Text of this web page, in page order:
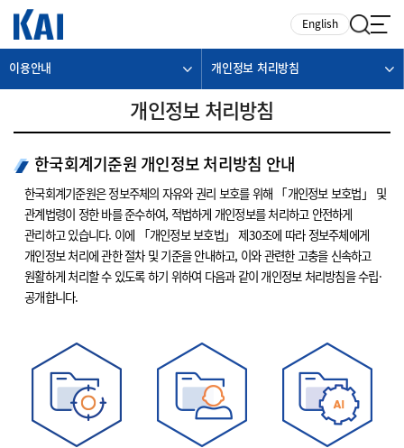
English
이용안내 개인정보 처리방침
개인정보 처리방침
한국회계기준원 개인정보 처리방침 안내
한국회계기준원은 정보주체의 자유와 권리 보호를 위해 「개인정보 보호법」 및
관계법령이 정한 바를 준수하여, 적법하게 개인정보를 처리하고 안전하게
관리하고 있습니다. 이에 「개인정보 보호법」 제30조에 따라 정보주체에게
개인정보 처리에 관한 절차 및 기준을 안내하고, 이와 관련한 고충을 신속하고
원활하게 처리할 수 있도록 하기 위하여 다음과 같이 개인정보 처리방침을 수립·
공개합니다.